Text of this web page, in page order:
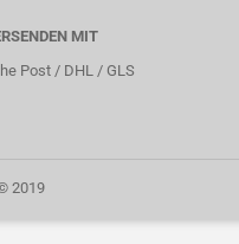
MIT
Post / DHL / GLS
2019